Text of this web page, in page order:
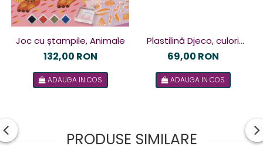
Joc cu ștampile, Animale
132,00 RON
ADAUGA IN COS
Plastilină Djeco, culori
clasice
69,00 RON
ADAUGA IN COS
PRODUSE SIMILARE